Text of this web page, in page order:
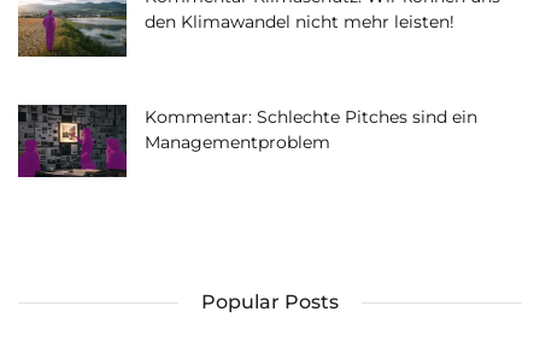
den Klimawandel nicht mehr leisten!
Kommentar: Schlechte Pitches sind ein
Managementproblem
Popular Posts